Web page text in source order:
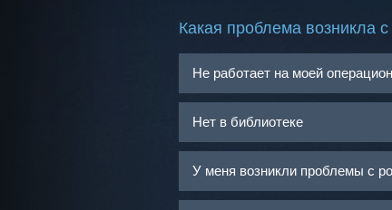
Какая проблема возникла
Не работает на моей
Нет в библиотеке
У меня возникли проблемы с